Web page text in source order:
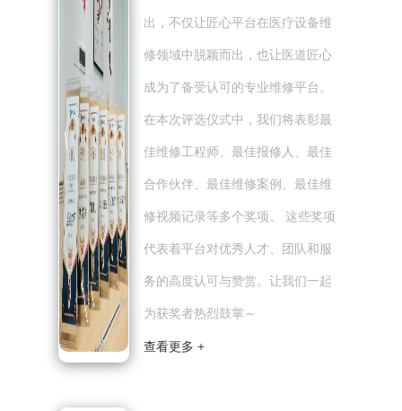
出，不仅让匠心平台在医疗设备维
修领域中脱颖而出，也让医道匠心
成为了备受认可的专业维修平台。
在本次评选仪式中，我们将表彰最
佳维修工程师、最佳报修人、最佳
合作伙伴、最佳维修案例、最佳维
修视频记录等多个奖项。 这些奖项
代表着平台对优秀人才、团队和服
务的高度认可与赞赏。让我们一起
为获奖者热烈鼓掌～
查看更多 +